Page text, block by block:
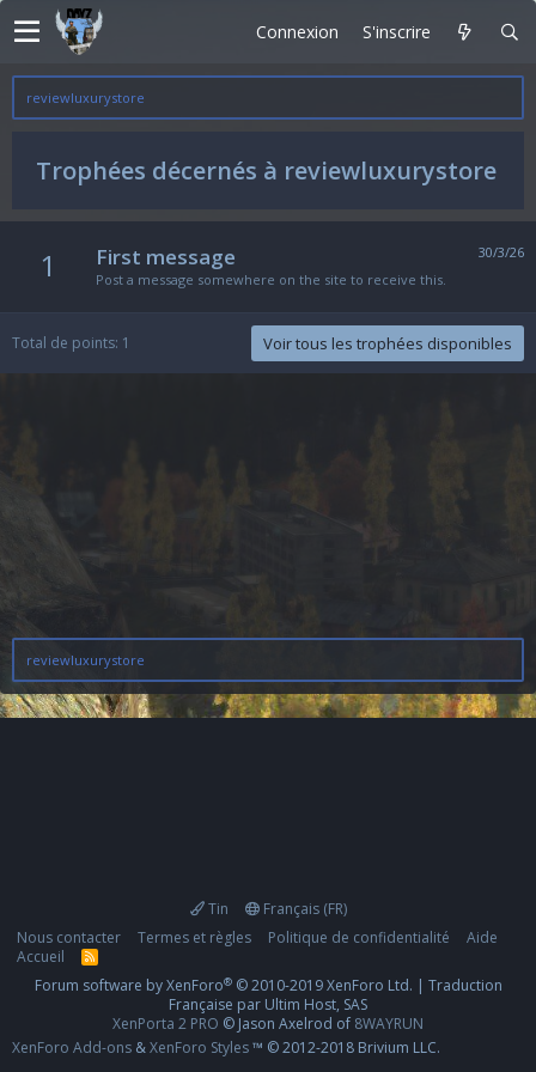
Connexion S'inscrire
reviewluxurystore
Trophées décernés à reviewluxurystore
1 30/3/26
First message
Post a message somewhere on the site to receive this.
Total de points: 1 Voir tous les trophées disponibles
reviewluxurystore
Tin
Français (FR)
Nous contacter
Termes et règles Politique de confidentialité
Aide
Accueil
R
S
S
Forum software by XenForo® © 2010-2019 XenForo Ltd. | Traduction
Française par Ultim Host, SAS
XenPorta 2 PRO © Jason Axelrod of 8WAYRUN
XenForo Add-ons &XenForo Styles™ © 2012-2018 Brivium LLC.